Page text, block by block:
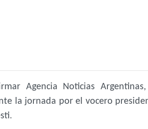
Agencia Noticias
la jornada por el vocero